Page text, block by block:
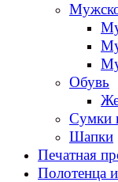
Обувь
Сумки
Шапки
Печатная
Полотенца